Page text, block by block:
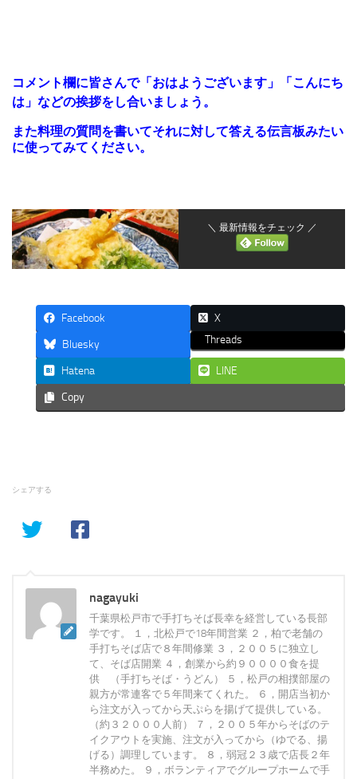
コメント欄に皆さんで「おはよ うございます」「こんにち
は」などの挨拶をし合いましょう。
また料理の質問を書いてそれに対して答える伝言板みたい
に使ってみてください。
＼ 最新情報をチェック ／
Facebook X
Bluesky Threads
Hatena LINE
Copy
シェアする
nagayuki
千葉県松戸市で手打ちそば長幸を経営している長部
学です。 １，北松戸で18年間営業 ２，柏で老舗の
手打ちそば店で８年間修業 ３，２００５に独立し
て、そば店開業 ４，創業から約９００００食を提
供 （手打ちそば・うどん） ５，松戸の相撲部屋の
親方が常連客で５年間来てくれた。 ６，開店当初か
ら注文が入ってから天ぷらを揚げて提供している。
（約３２０００人前） ７，２００５年からそばのテ
イクアウトを実施、注文が入ってから（ゆでる、揚
げる）調理しています。 ８，弱冠２３歳で店長２年
半務めた。 ９，ボランティアでグループホームで手